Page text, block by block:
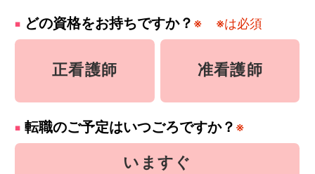
どの資格をお持ちですか？ ※ ※は必須
正看護師 准看護師
転職のご予定はいつごろですか？ ※
いますぐ